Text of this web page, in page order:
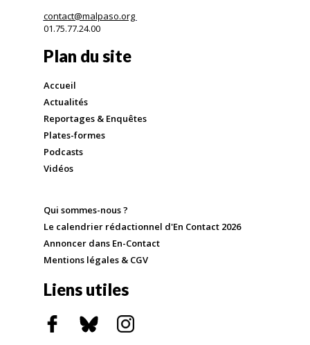
contact@malpaso.org
01.75.77.24.00
Plan du site
Accueil
Actualités
Reportages & Enquêtes
Plates-formes
Podcasts
Vidéos
Qui sommes-nous ?
Le calendrier rédactionnel d'En Contact 2026
Annoncer dans En-Contact
Mentions légales & CGV
Liens utiles